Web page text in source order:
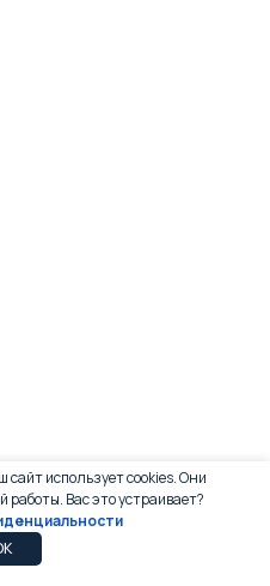
использует cookies. Они
Вас это устраивает?